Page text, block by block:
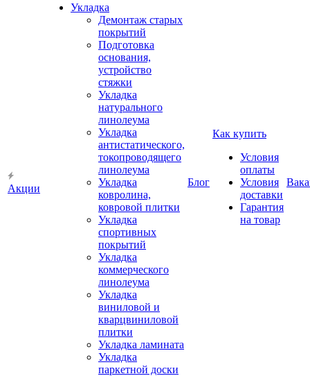
Акции
Укладка
Демонтаж старых
покрытий
Подготовка
основания,
устройство
стяжки
Укладка
натурального
линолеума
Укладка
антистатического,
токопроводящего
линолеума
Укладка
ковролина,
ковровой плитки
Укладка
спортивных
покрытий
Укладка
коммерческого
линолеума
Укладка
виниловой и
кварцвиниловой
плитки
Укладка ламината
Укладка
паркетной доски
Блог
Как купить
Условия
оплаты
Условия
доставки
Гарантия
на товар